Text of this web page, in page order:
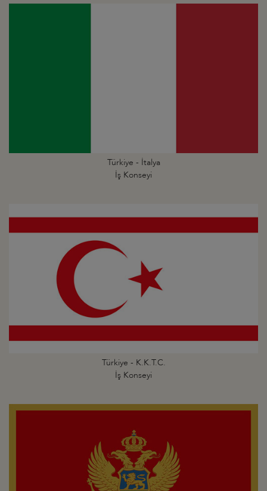
Türkiye - İtalya
İş Konseyi
Türkiye - K.K.T.C.
İş Konseyi